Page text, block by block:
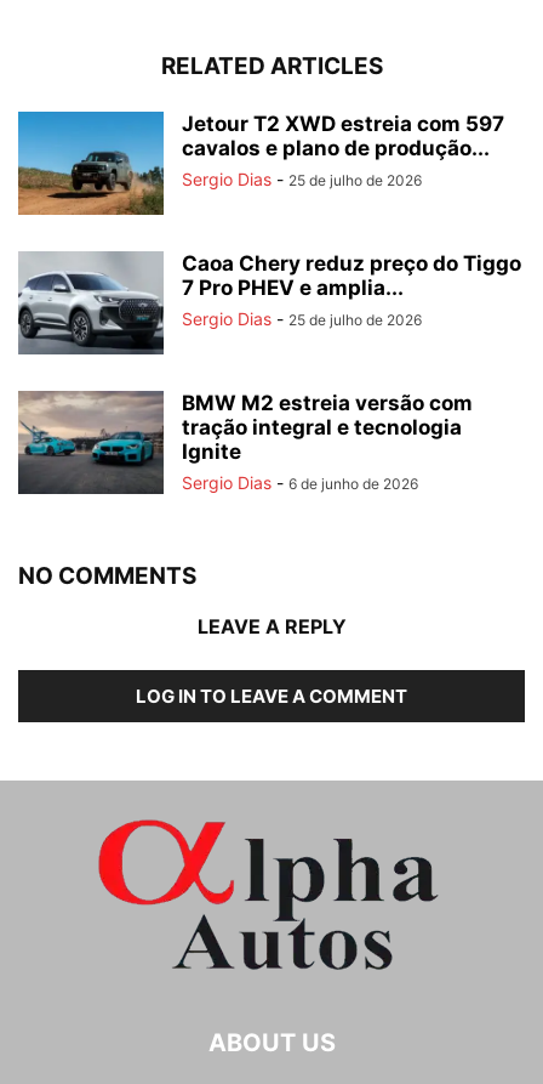
RELATED ARTICLES
Jetour T2 XWD estreia com 597
cavalos e plano de produção...
Sergio Dias - 25 de julho de 2026
Caoa Chery reduz preço do Tiggo
7 Pro PHEV e amplia...
Sergio Dias - 25 de julho de 2026
BMW M2 estreia versão com
tração integral e tecnologia
Ignite
Sergio Dias - 6 de junho de 2026
NO COMMENTS
LEAVE A REPLY
LOG IN TO LEAVE A COMMENT
ABOUT US